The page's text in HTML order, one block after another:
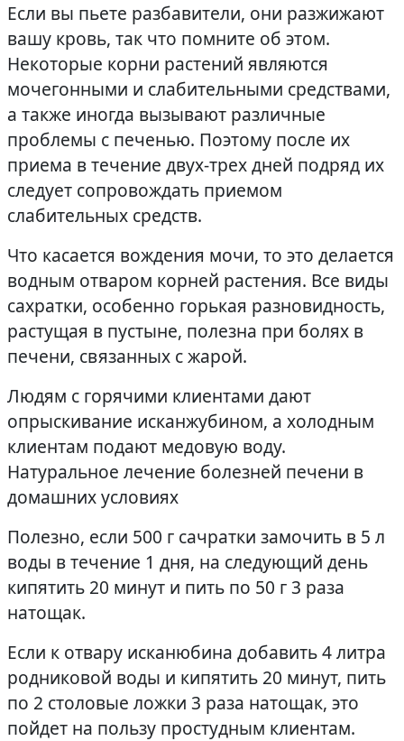
Если вы пьете разбавители, они разжижают
вашу кровь, так что помните об этом.
Некоторые корни растений являются
мочегонными и слабительными средствами,
а также иногда вызывают различные
проблемы с печенью. Поэтому после их
приема в течение двух-трех дней подряд их
следует сопровождать приемом
слабительных средств.
Что касается вождения мочи, то это делается
водным отваром корней растения. Все виды
сахратки, особенно горькая разновидность,
растущая в пустыне, полезна при болях в
печени, связанных с жарой.
Людям с горячими клиентами дают
опрыскивание исканжубином, а холодным
клиентам подают медовую воду.
Натуральное лечение болезней печени в
домашних условиях
Полезно, если 500 г сачратки замочить в 5 л
воды в течение 1 дня, на следующий день
кипятить 20 минут и пить по 50 г 3 раза
натощак.
Если к отвару исканюбина добавить 4 литра
родниковой воды и кипятить 20 минут, пить
по 2 столовые ложки 3 раза натощак, это
пойдет на пользу простудным клиентам.